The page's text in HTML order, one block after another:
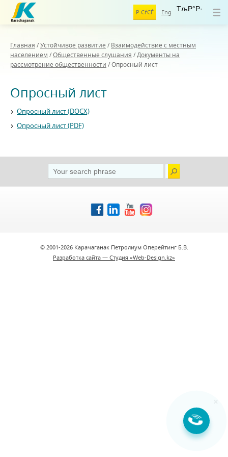
ТљР°Р·
Р СѓСЃ Eng
Главная /Устойчивое развитие / Взаимодействие с местным
населением /Общественные слушания /Документы на
рассмотрение общественности /Опросный лист
Опросный лист
Опросный лист (DOCX)
Опросный лист (PDF)
© 2001-2026 Карачаганак Петролиум Оперейтинг Б.В.
Разработка сайта — Студия «Web-Design.kz»
×